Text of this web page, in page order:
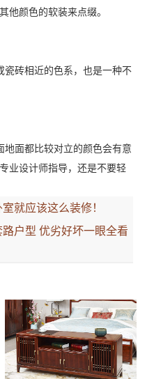
他颜色的软装来点缀。
砖相近的色系，也是一种不
面都比较对立的颜色会有意
业设计师指导，还是不要轻
就应该这么装修！
户型 优劣好坏一眼全看